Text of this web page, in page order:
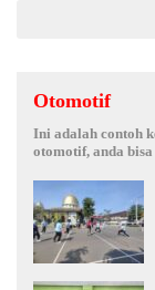
Otomotif
Ini adalah contoh
otomotif, anda